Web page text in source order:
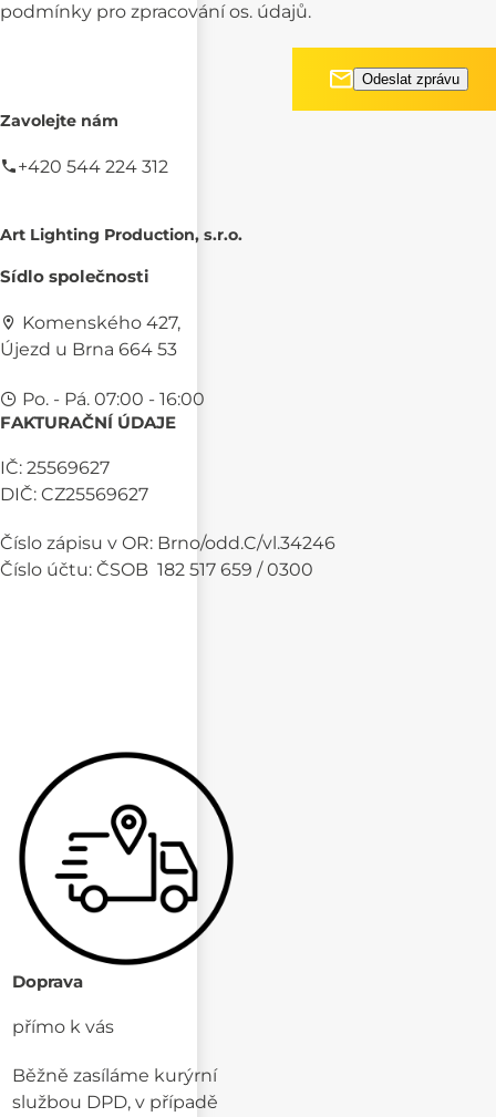
podmínky pro zpracování os. údajů.
Zavolejte nám
+420 544 224 312
Art Lighting Production, s.r.o.
Sídlo společnosti
Komenského 427,
Újezd u Brna 664 53
Po. - Pá. 07:00 - 16:00
FAKTURAČNÍ ÚDAJE
IČ: 25569627
DIČ: CZ25569627
Číslo zápisu v OR: Brno/odd.C/vl.34246
Číslo účtu: ČSOB 182 517 659 / 0300
Doprava
přímo k vás
Běžně zasíláme kurýrní
službou DPD, v případě